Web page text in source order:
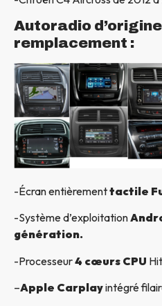
Autoradio
remplacement :
-Écran entièrementtactile
-Système d’exploitation
génération.
-Processeur4 cœurs CPU
–Apple Carplayintégré